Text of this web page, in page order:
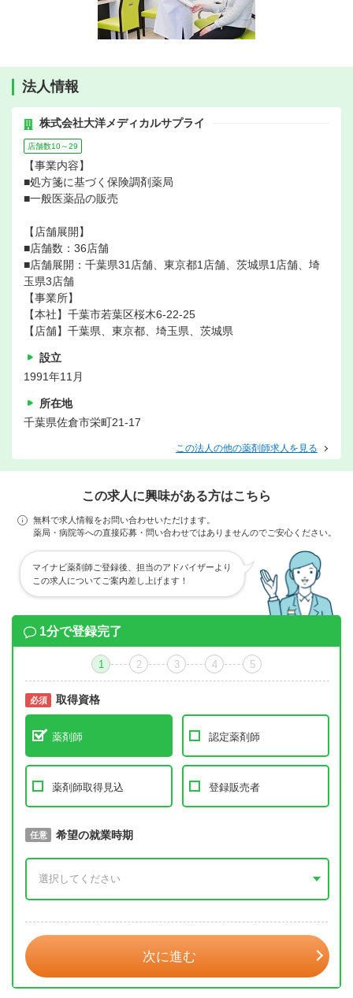
法人情報
株式会社大洋メディカルサプライ
店舗数10～29
【事業内容】
■処方箋に基づく保険調剤薬局
■一般医薬品の販売
【店舗展開】
■店舗数：36店舗
■店舗展開：千葉県31店舗、東京都1店舗、茨城県1店舗、埼
玉県3店舗
【事業所】
【本社】千葉市若葉区桜木6-22-25
【店舗】千葉県、東京都、埼玉県、茨城県
設立
1991年11月
所在地
千葉県佐倉市栄町21-17
この法人の他の薬剤師求人を見る
この求人に興味がある方はこちら
無料で求人情報をお問い合わせいただけます。
薬局・病院等への直接応募・問い合わせではありませんのでご安心ください。
マイナビ薬剤師ご登録後、担当のアドバイザーより
この求人についてご案内差し上げます！
1分で登録完了
1 2 3 4 5
必須 取得資格
薬剤師 認定薬剤師
薬剤師取得見込 登録販売者
必須 取得予定年
任意 希望の就業時期
次に進む